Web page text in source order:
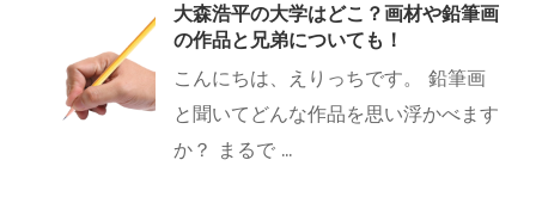
大森浩平の大学はどこ？画材や鉛筆画
の作品と兄弟についても！
こんにちは、えりっちです。 鉛筆画
と聞いてどんな作品を思い浮かべます
か？ まるで ...